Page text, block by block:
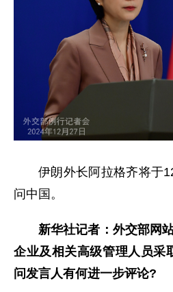
伊朗外长阿拉格齐将于
问中国。
新华社记者：外交部网
企业及相关高级管理人员采
问发言人有何进一步评论?